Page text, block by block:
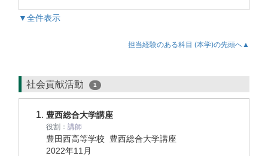
▼全件表示
担当経験のある科目 (本学)の先頭へ▲
社会貢献活動 1
豊西総合大学講座
役割： 講師
豊田西高等学校 豊西総合大学講座
2022年11月